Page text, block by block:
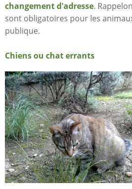
changement d'adresse.
sont obligatoires pour les
publique.
Chiens ou chat errants